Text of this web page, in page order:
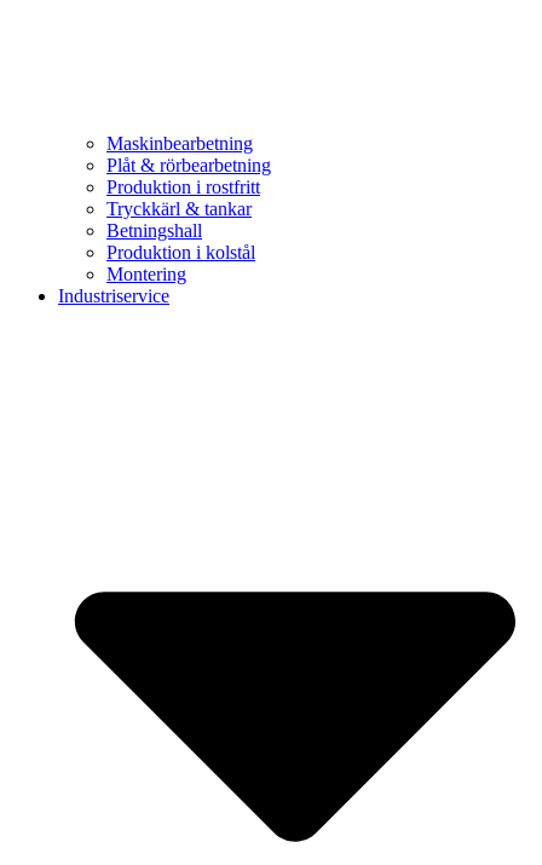
Maskinbearbetning
Plåt & rörbearbetning
Produktion i rostfritt
Tryckkärl & tankar
Betningshall
Produktion i kolstål
Montering
Industriservice